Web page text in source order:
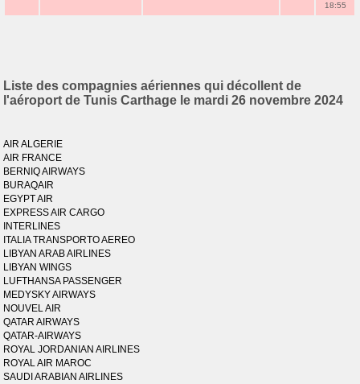
18:55
Liste des compagnies aériennes qui décollent de
l'aéroport de Tunis Carthage le mardi 26 novembre 2024
AIR ALGERIE
AIR FRANCE
BERNIQ AIRWAYS
BURAQAIR
EGYPT AIR
EXPRESS AIR CARGO
INTERLINES
ITALIA TRANSPORTO AEREO
LIBYAN ARAB AIRLINES
LIBYAN WINGS
LUFTHANSA PASSENGER
MEDYSKY AIRWAYS
NOUVEL AIR
QATAR AIRWAYS
QATAR-AIRWAYS
ROYAL JORDANIAN AIRLINES
ROYAL AIR MAROC
SAUDI ARABIAN AIRLINES